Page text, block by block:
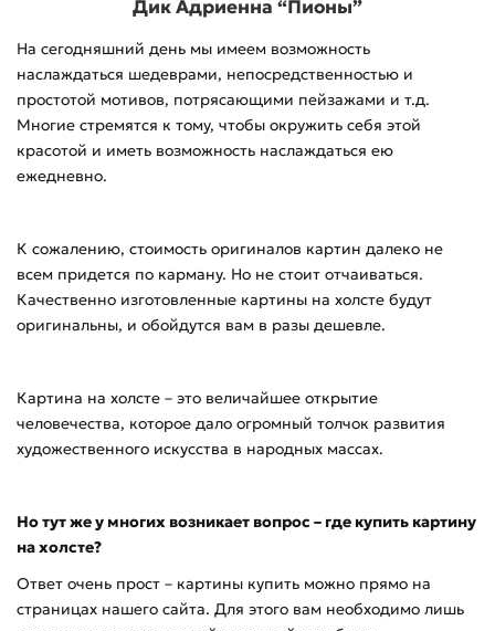
Дик Адриенна “Пионы”
На сегодняшний день мы имеем возможность
наслаждаться шедеврами, непосредственностью и
простотой мотивов, потрясающими пейзажами и т.д.
Многие стремятся к тому, чтобы окружить себя этой
красотой и иметь возможность наслаждаться ею
ежедневно.
К сожалению, стоимость оригиналов картин далеко не
всем придется по карману. Но не стоит отчаиваться.
Качественно изготовленные картины на холсте будут
оригинальны, и обойдутся вам в разы дешевле.
Картина на холсте – это величайшее открытие
человечества, которое дало огромный толчок развития
художественного искусства в народных массах.
Но тут же у многих возникает вопрос – где купить картину
на холсте?
Ответ очень прост – картины купить можно прямо на
страницах нашего сайта. Для этого вам необходимо лишь